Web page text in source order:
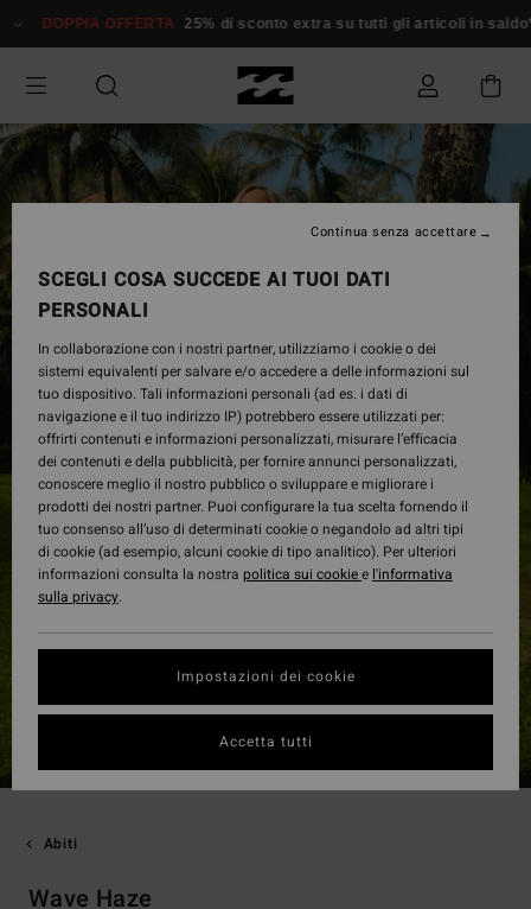
alle
prodotto
DOPPIA OFFERTA 25% di sconto extra su tutti gli articoli in saldo*
Abiti
Wave Haze
SCEGLI COSA SUCCEDE AI TUOI DATI
PERSONALI
In collaborazione con i nostri partner, utilizziamo i cookie o dei
sistemi equivalenti per salvare e/o accedere a delle informazioni sul
tuo dispositivo. Tali informazioni personali (ad es. i dati di
navigazione e il tuo indirizzo IP) potrebbero essere utilizzati per:
offrirti contenuti e informazioni personalizzati, misurare l’efficacia
dei contenuti e della pubblicità, per fornire annunci personalizzati,
conoscere meglio il nostro pubblico o sviluppare e migliorare i
prodotti dei nostri partner. Puoi configurare la tua scelta fornendo il
tuo consenso all’uso di determinati cookie o negandolo ad altri tipi
di cookie (ad esempio, alcuni cookie di tipo analitico). Per ulteriori
informazioni consulta la nostra politica sui cookiee l'informativa
sulla privacy.
Impostazioni dei cookie
Continua senza accettare
Accetta tutti